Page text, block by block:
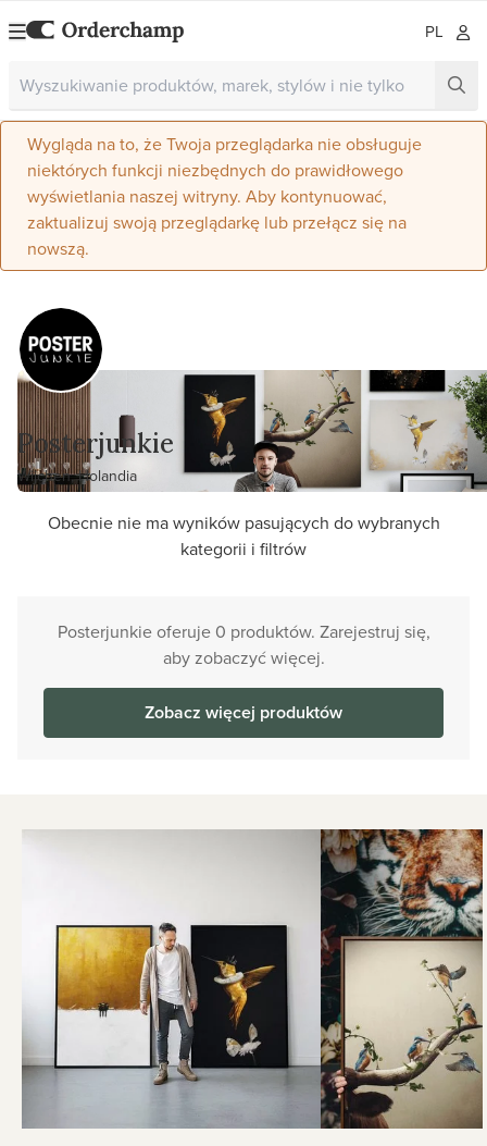
PL
Wygląda na to, że Twoja przeglądarka nie obsługuje
niektórych funkcji niezbędnych do prawidłowego
wyświetlania naszej witryny. Aby kontynuować,
zaktualizuj swoją przeglądarkę lub przełącz się na
nowszą.
Posterjunkie
Wijchen, Holandia
Obecnie nie ma wyników pasujących do wybranych
kategorii i filtrów
Posterjunkie oferuje 0 produktów. Zarejestruj się,
aby zobaczyć więcej.
Zobacz więcej produktów